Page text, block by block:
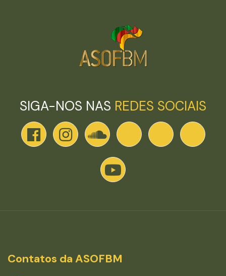
SIGA-NOS NAS REDES SOCIAIS
Contatos da ASOFBM